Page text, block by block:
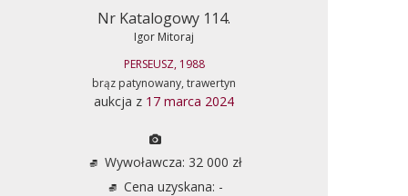
Nr Katalogowy 114.
Igor Mitoraj
PERSEUSZ, 1988
brąz patynowany, trawertyn
aukcja z 17 marca 2024
Wywoławcza: 32 000 zł
Cena uzyskana: -